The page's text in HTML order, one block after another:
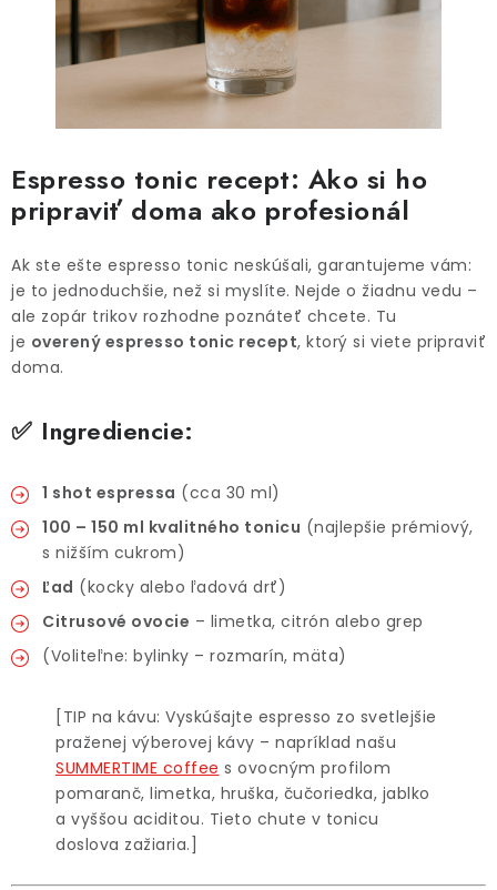
Espresso tonic recept: Ako si ho
pripraviť doma ako profesionál
Ak ste ešte espresso tonic neskúšali, garantujeme vám:
je to jednoduchšie, než si myslíte. Nejde o žiadnu vedu –
ale zopár trikov rozhodne poznáteť chcete. Tu
je overený espresso tonic recept, ktorý si viete pripraviť
doma.
✅ Ingrediencie:
1 shot espressa (cca 30 ml)
100 – 150 ml kvalitného tonicu (najlepšie prémiový,
s nižším cukrom)
Ľad (kocky alebo ľadová drť)
Citrusové ovocie – limetka, citrón alebo grep
(Voliteľne: bylinky – rozmarín, mäta)
[TIP na kávu: Vyskúšajte espresso zo svetlejšie
praženej výberovej kávy – napríklad našu
SUMMERTIME coffee s ovocným profilom
pomaranč, limetka, hruška, čučoriedka, jablko
a vyššou aciditou. Tieto chute v tonicu
doslova zažiaria.]